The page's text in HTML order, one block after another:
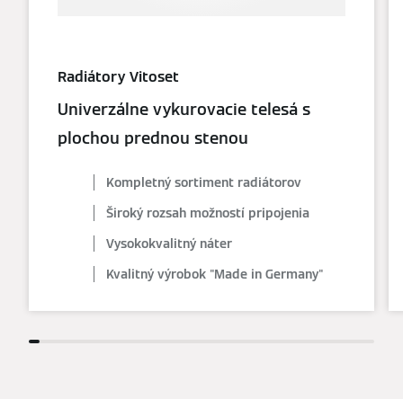
Radiátory Vitoset
Univerzálne vykurovacie telesá s
plochou prednou stenou
Kompletný sortiment radiátorov
Široký rozsah možností pripojenia
Vysokokvalitný náter
Kvalitný výrobok "Made in Germany"